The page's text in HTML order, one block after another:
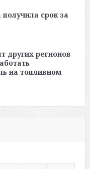
срок за
других регионов
на топливном